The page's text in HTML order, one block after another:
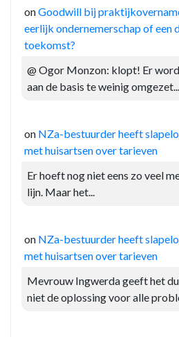
onGoodwill bij
eerlijk ondernemerschap of een
toekomst?
@ Ogor Monzon: klopt! Er
aan de basis te weinig omgezet...
on NZa-bestuurder heeft
met huisartsen over tarieven
Er hoeft nog niet eens zo veel
lijn. Maar het...
on NZa-bestuurder heeft
met huisartsen over tarieven
Mevrouw Ingwerda geeft het
niet de oplossing voor alle